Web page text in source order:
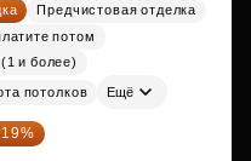
Предчистовая отделка
потом
и более)
потолков Ещё